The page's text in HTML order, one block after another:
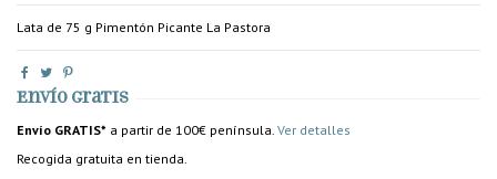
Lata de 75 g Pimentón Picante La Pastora
Envío gratis
Envío GRATIS* a partir de 100€ península. Ver detalles
Recogida gratuita en tienda.